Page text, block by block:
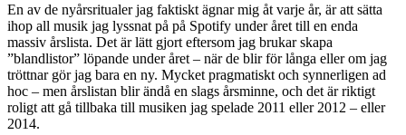
En av de nyårsritualer jag faktiskt ägnar mig åt varje år, är att sätta
ihop all musik jag lyssnat på på Spotify under året till en enda
massiv årslista. Det är lätt gjort eftersom jag brukar skapa
”blandlistor” löpande under året – när de blir för långa eller om jag
tröttnar gör jag bara en ny. Mycket pragmatiskt och synnerligen ad
hoc – men årslistan blir ändå en slags årsminne, och det är riktigt
roligt att gå tillbaka till musiken jag spelade 2011 eller 2012 – eller
2014.